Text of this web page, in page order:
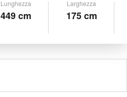
Lunghezza
449 cm
Larghezza
175 cm